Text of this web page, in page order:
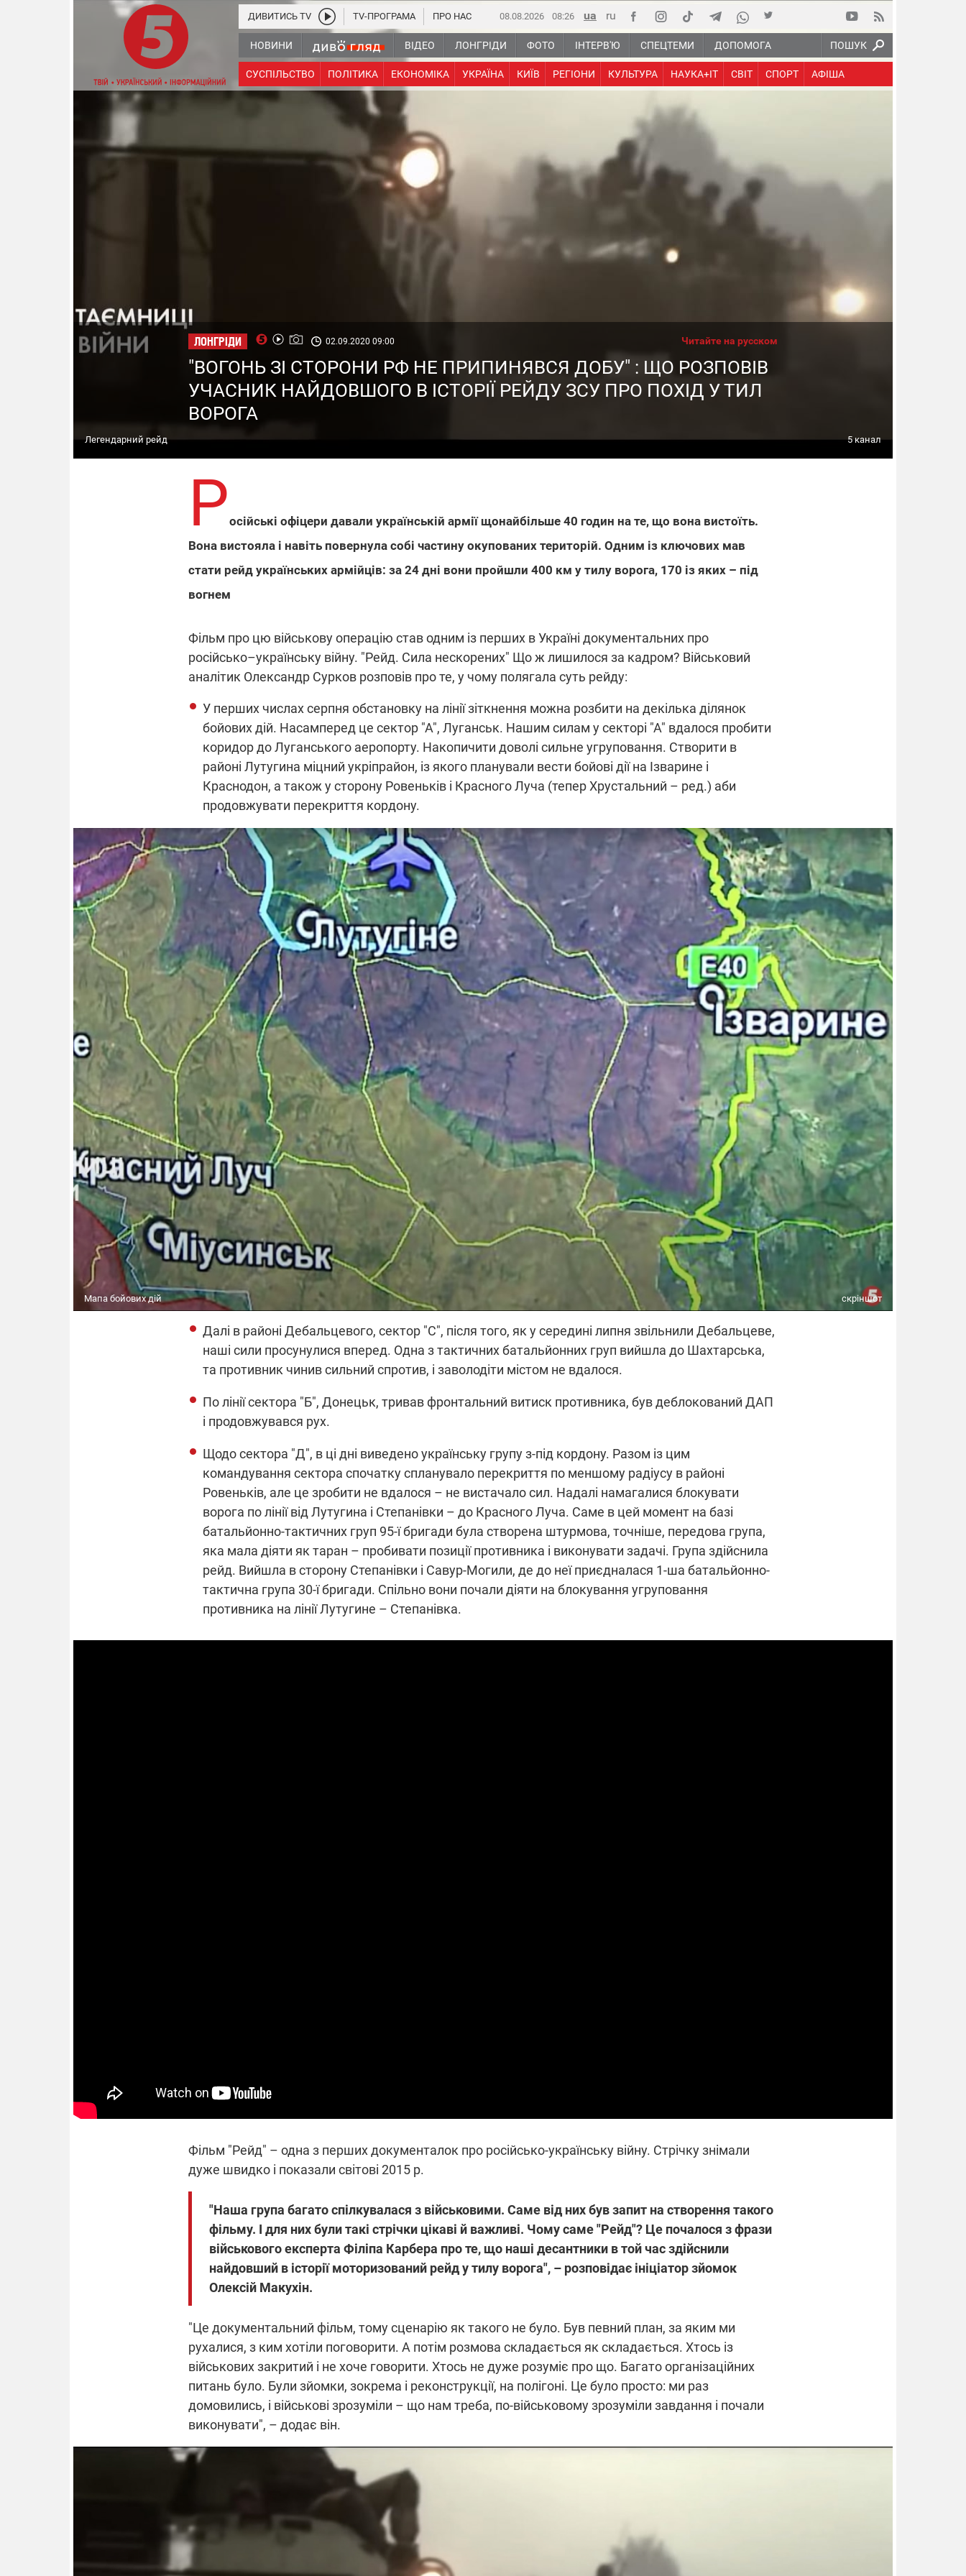
ПОШУК
08.08.2026 08 26
НОВИНИ ВІДЕО ЛОНГРІДИ ФОТО ІНТЕРВ'Ю СПЕЦТЕМИ ДОПОМОГА
СУСПІЛЬСТВО ПОЛІТИКА ЕКОНОМІКА УКРАЇНА КИЇВ РЕГІОНИ КУЛЬТУРА НАУКА+IT СВІТ СПОРТ АФІША
ДИВИТИСЬ TV TV-ПРОГРАМА ПРО НАС
ЛОНГРІДИ 02.09.2020 09:00 Читайте на русском
"ВОГОНЬ ЗІ СТОРОНИ РФ НЕ ПРИПИНЯВСЯ ДОБУ" : ЩО РОЗПОВІВ
УЧАСНИК НАЙДОВШОГО В ІСТОРІЇ РЕЙДУ ЗСУ ПРО ПОХІД У ТИЛ
ВОРОГА
Легендарний рейд 5 канал
Російські офіцери давали українській армії щонайбільше 40 годин на те, що вона вистоїть.
Вона вистояла і навіть повернула собі частину окупованих територій. Одним із ключових мав
стати рейд українських армійців: за 24 дні вони пройшли 400 км у тилу ворога, 170 із яких – під
вогнем
Фільм про цю військову операцію став одним із перших в Україні документальних про
російсько–українську війну. "Рейд. Сила нескорених" Що ж лишилося за кадром? Військовий
аналітик Олександр Сурков розповів про те, у чому полягала суть рейду:
У перших числах серпня обстановку на лінії зіткнення можна розбити на декілька ділянок
бойових дій. Насамперед це сектор "А", Луганськ. Нашим силам у секторі "А" вдалося пробити
коридор до Луганського аеропорту. Накопичити доволі сильне угруповання. Створити в
районі Лутугина міцний укріпрайон, із якого планували вести бойові дії на Ізварине і
Краснодон, а також у сторону Ровеньків і Красного Луча (тепер Хрустальний – ред.) аби
продовжувати перекриття кордону.
Мапа бойових дій скріншот
Далі в районі Дебальцевого, сектор "С", після того, як у середині липня звільнили Дебальцеве,
наші сили просунулися вперед. Одна з тактичних батальйонних груп вийшла до Шахтарська,
та противник чинив сильний спротив, і заволодіти містом не вдалося.
По лінії сектора "Б", Донецьк, тривав фронтальний витиск противника, був деблокований ДАП
і продовжувався рух.
Щодо сектора "Д", в ці дні виведено українську групу з-під кордону. Разом із цим
командування сектора спочатку спланувало перекриття по меншому радіусу в районі
Ровеньків, але це зробити не вдалося – не вистачало сил. Надалі намагалися блокувати
ворога по лінії від Лутугина і Степанівки – до Красного Луча. Саме в цей момент на базі
батальйонно-тактичних груп 95-ї бригади була створена штурмова, точніше, передова група,
яка мала діяти як таран – пробивати позиції противника і виконувати задачі. Група здійснила
рейд. Вийшла в сторону Степанівки і Савур-Могили, де до неї приєдналася 1-ша батальйонно-
тактична група 30-ї бригади. Спільно вони почали діяти на блокування угруповання
противника на лінії Лутугине – Степанівка.
Фільм "Рейд" – одна з перших документалок про російсько-українську війну. Стрічку знімали
дуже швидко і показали світові 2015 р.
"Наша група багато спілкувалася з військовими. Саме від них був запит на створення такого
фільму. І для них були такі стрічки цікаві й важливі. Чому саме "Рейд"? Це почалося з фрази
військового експерта Філіпа Карбера про те, що наші десантники в той час здійснили
найдовший в історії моторизований рейд у тилу ворога", – розповідає ініціатор зйомок
Олексій Макухін.
"Це документальний фільм, тому сценарію як такого не було. Був певний план, за яким ми
рухалися, з ким хотіли поговорити. А потім розмова складається як складається. Хтось із
військових закритий і не хоче говорити. Хтось не дуже розуміє про що. Багато організаційних
питань було. Були зйомки, зокрема і реконструкції, на полігоні. Це було просто: ми раз
домовились, і військові зрозуміли – що нам треба, по-військовому зрозуміли завдання і почали
виконувати", – додає він.